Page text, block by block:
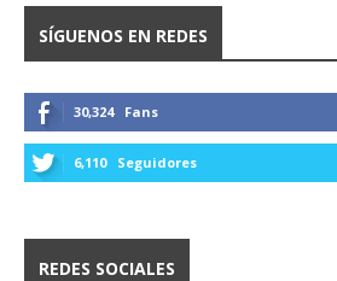
SÍGUENOS EN REDES
30,324 Fans
6,110 Seguidores
REDES SOCIALES